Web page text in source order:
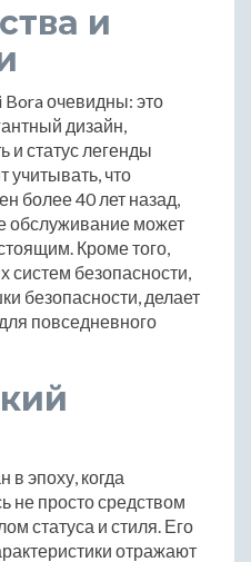
и
очевидны: это
дизайн,
и статус легенды
учитывать, что
более 40 лет назад,
обслуживание может
Кроме того,
систем безопасности,
безопасности, делает
повседневного
в эпоху, когда
не просто средством
статуса и стиля. Его
отражают